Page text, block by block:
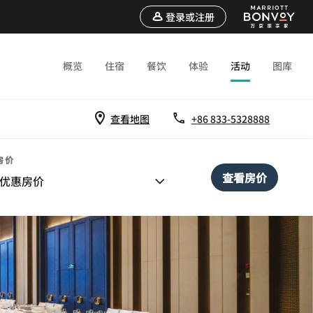
登录或注册
概览 住宿 餐饮 体验 活动 图库
查看地图 +86 833-5328888
价
惠房价 查看房价